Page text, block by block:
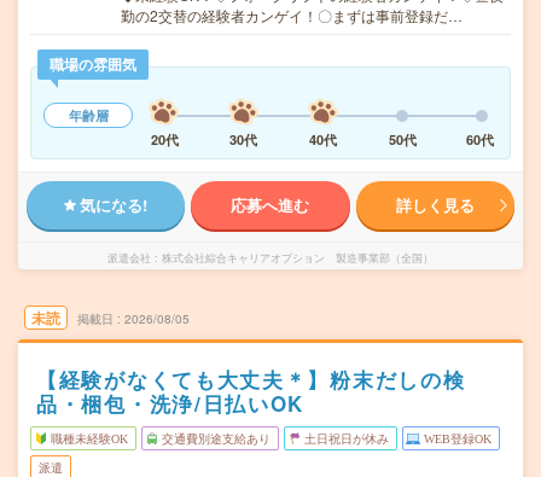
勤の2交替の経験者カンゲイ！〇まずは事前登録だ…
職場の雰囲気
年齢層
20代
30代 40代 50代 60代
気になる! 応募へ進む 詳しく見る
派遣会社 株式会社綜合キャリアオプション 製造事業部（全国）
未読 掲載日 2026/08/05
【経験がなくても大丈夫＊】粉末だしの検
品・梱包・洗浄/日払いOK
職種未経験OK 交通費別途支給あり 土日祝日が休み WEB登録OK
派遣